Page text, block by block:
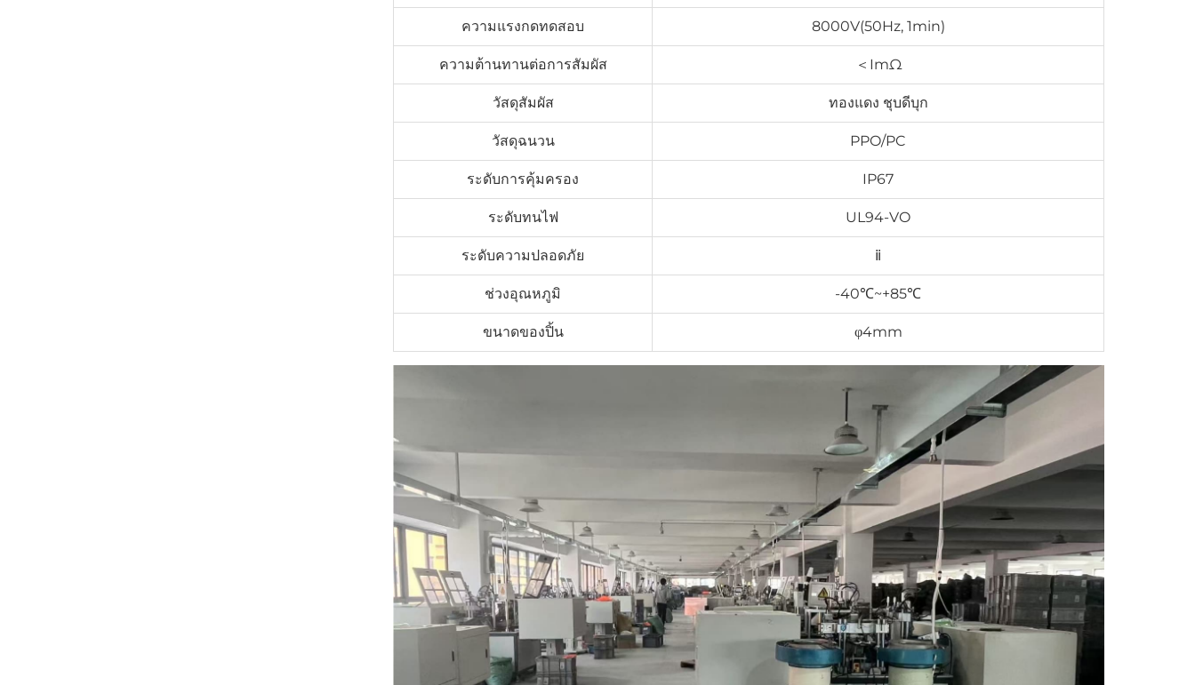
ความแรงกดทดสอบ 8000V(50Hz, 1min)
ความต้านทานต่อการสัมผัส ＜ImΩ
วัสดุสัมผัส ทองแดง ชุบดีบุก
วัสดุฉนวน PPO/PC
ระดับการคุ้มครอง IP67
ระดับทนไฟ UL94-VO
ระดับความปลอดภัย ⅱ
ช่วงอุณหภูมิ -40℃~+85℃
ขนาดของปิ้น φ4mm